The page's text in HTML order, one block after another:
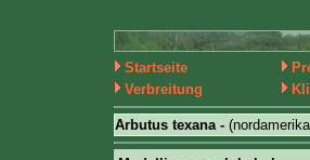
Startseite
Verbreitung
Arbutus texana -